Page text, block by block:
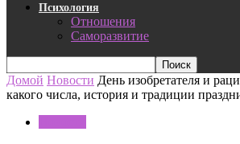
Психология
Отношения
Саморазвитие
Домой Новости День изобретателя и
какого числа, история и традиции